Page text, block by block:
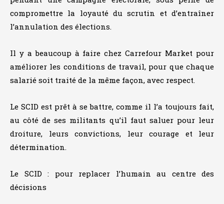
compromettre la loyauté du scrutin et d’entraîner
l’annulation des élections.
Il y a beaucoup à faire chez Carrefour Market pour
améliorer les conditions de travail, pour que chaque
salarié soit traité de la même façon, avec respect.
Le SCID est prêt à se battre, comme il l’a toujours fait,
au côté de ses militants qu’il faut saluer pour leur
droiture, leurs convictions, leur courage et leur
détermination.
Le SCID : pour replacer l’humain au centre des
décisions